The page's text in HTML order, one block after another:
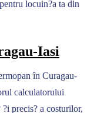
locuin?a ta din
Iasi
în Curagau-
calculatorului
precis? a costurilor,